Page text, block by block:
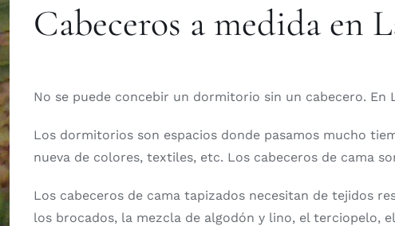
Cabeceros a medida en
No se puede concebir un dormitorio sin un cabecero.
Los dormitorios son espacios donde pasamos mucho
nueva de colores, textiles, etc. Los cabeceros de cama
Los cabeceros de cama tapizados necesitan de tejidos
los brocados, la mezcla de algodón y lino, el terciopelo,